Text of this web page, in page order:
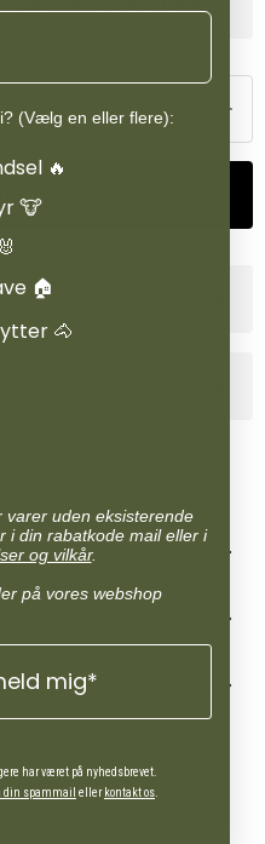
kurv
(Vælg en eller flere):
🔥
🐮
🏠
🐴
varer uden eksisterende
din rabatkode mail eller i
og vilkår.
på vores webshop
mig*
har været på nyhedsbrevet.
din spammail ellerkontakt os